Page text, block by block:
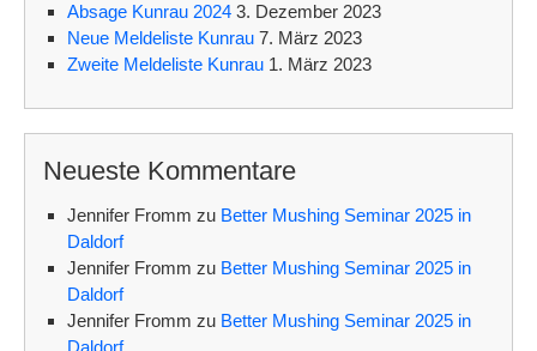
Absage Kunrau 2024 3. Dezember 2023
Neue Meldeliste Kunrau 7. März 2023
Zweite Meldeliste Kunrau 1. März 2023
Neueste Kommentare
Jennifer Fromm zu Better Mushing Seminar 2025 in
Daldorf
Jennifer Fromm zu Better Mushing Seminar 2025 in
Daldorf
Jennifer Fromm zu Better Mushing Seminar 2025 in